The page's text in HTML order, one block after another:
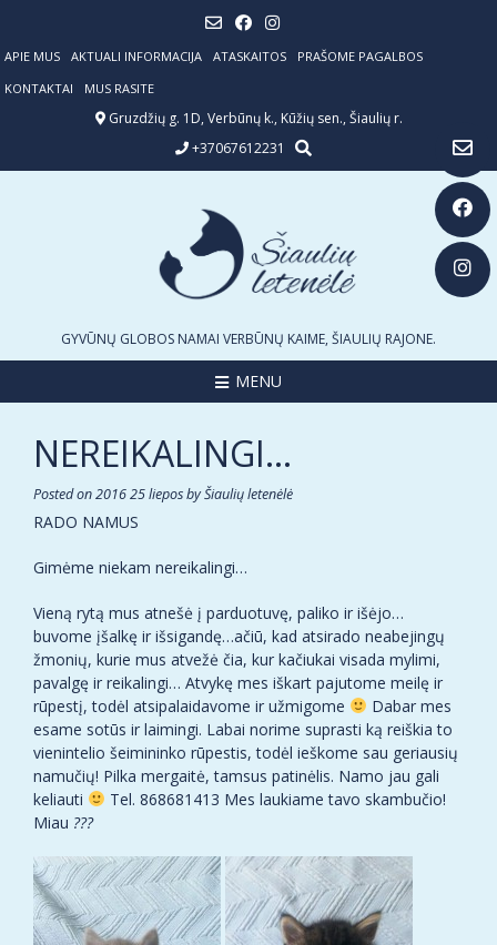
content
APIE MUS AKTUALI INFORMACIJA ATASKAITOS
PRAŠOME PAGALBOS
KONTAKTAI
MUS RASITE
Gruzdžių g. 1D, Verbūnų k., Kūžių sen., Šiaulių r.
+37067612231
GYVŪNŲ GLOBOS NAMAI VERBŪNŲ KAIME, ŠIAULIŲ RAJONE.
MENU
NEREIKALINGI…
Posted on2016 25 lieposbyŠiaulių letenėlė
RADO NAMUS
Gimėme niekam nereikalingi…
Vieną rytą mus atnešė į parduotuvę, paliko ir išėjo…
buvome įšalkę ir išsigandę…ačiū, kad atsirado neabejingų
žmonių, kurie mus atvežė čia, kur kačiukai visada mylimi,
pavalgę ir reikalingi… Atvykę mes iškart pajutome meilę ir
rūpestį, todėl atsipalaidavome ir užmigome
Dabar mes
esame sotūs ir laimingi. Labai norime suprasti ką reiškia to
vienintelio šeimininko rūpestis, todėl ieškome sau geriausių
namučių! Pilka mergaitė, tamsus patinėlis. Namo jau gali
keliauti
Tel. 868681413 Mes laukiame tavo skambučio!
Miau ???